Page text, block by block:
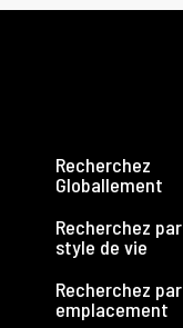
Recherchez
Globallement
Recherchez par
style de vie
Recherchez par
emplacement